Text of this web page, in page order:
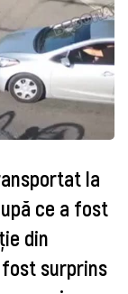
la
ce a fost
din
surprins